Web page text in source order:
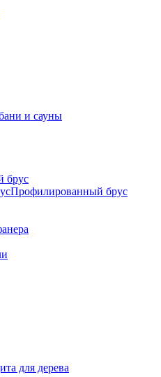
и сауны
брус
Профилированный брус
для дерева